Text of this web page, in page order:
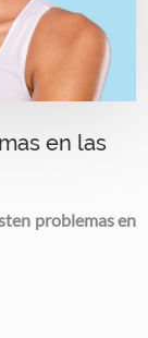
en las
problemas en